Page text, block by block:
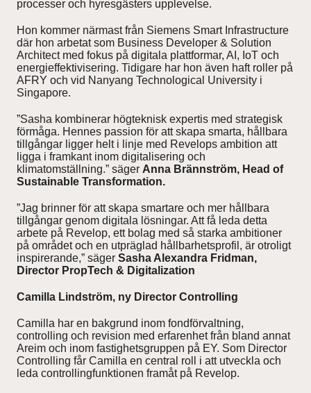
Executive Leadership
Partners and Board
processer och hyresgästers upplevelse.
Hon kommer närmast från Siemens Smart Infrastructure
där hon arbetat som Business Developer & Solution
Architect med fokus på digitala plattformar, AI, IoT och
energieffektivisering. Tidigare har hon även haft roller på
AFRY och vid Nanyang Technological University i
Singapore.
”Sasha kombinerar högteknisk expertis med strategisk
förmåga. Hennes passion för att skapa smarta, hållbara
tillgångar ligger helt i linje med Revelops ambition att
ligga i framkant inom digitalisering och
klimatomställning.” säger Anna Brännström, Head of
Sustainable Transformation.
”Jag brinner för att skapa smartare och mer hållbara
tillgångar genom digitala lösningar. Att få leda detta
arbete på Revelop, ett bolag med så starka ambitioner
på området och en utpräglad hållbarhetsprofil, är otroligt
inspirerande,” säger Sasha Alexandra Fridman,
Director PropTech & Digitalization
Camilla Lindström, ny Director Controlling
Camilla har en bakgrund inom fondförvaltning,
controlling och revision med erfarenhet från bland annat
Areim och inom fastighetsgruppen på EY. Som Director
Controlling får Camilla en central roll i att utveckla och
leda controllingfunktionen framåt på Revelop.